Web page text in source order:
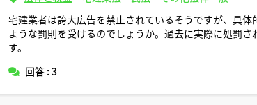
宅建業者は誇大広告を禁止されているそうですが、具
ような罰則を受けるのでしょうか。過去に実際に処罰
す。
回答 : 3